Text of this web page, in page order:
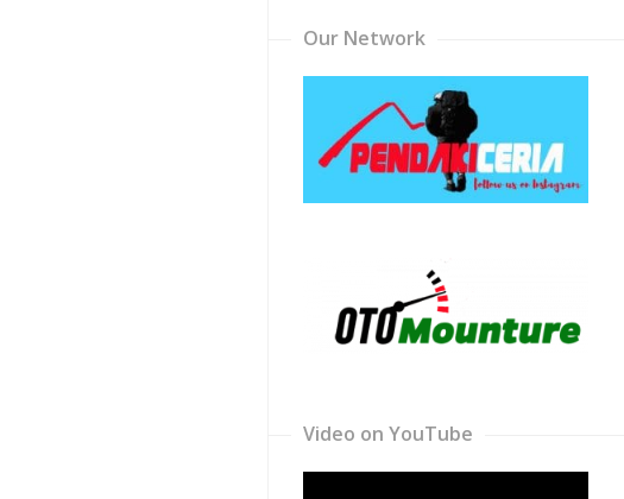
Our Network
Video on YouTube